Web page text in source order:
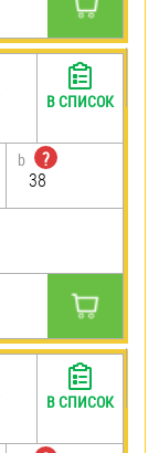
b
?
38
В СПИСОК
В СПИСОК